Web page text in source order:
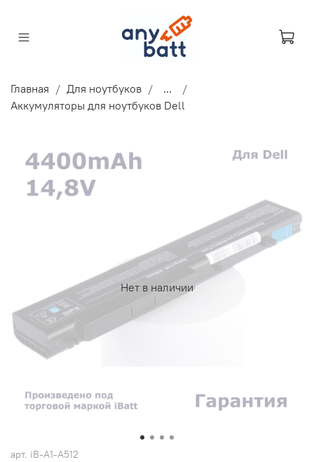
Главная Для ноутбуков
...
Аккумуляторы для ноутбуков Dell
Нет в наличии
арт. iB-A1-A512